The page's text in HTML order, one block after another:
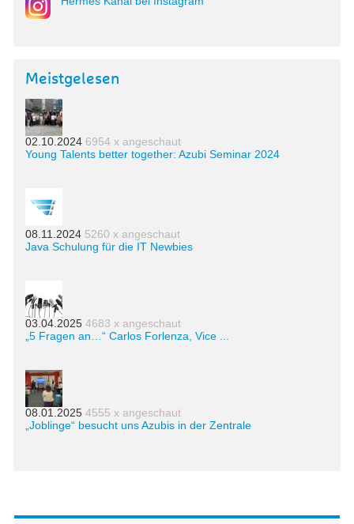
Meistgelesen
02.10.2024 6954 x angeschaut
Young Talents better together: Azubi Seminar 2024
08.11.2024 5260 x angeschaut
Java Schulung für die IT Newbies
03.04.2025 4683 x angeschaut
„5 Fragen an…“ Carlos Forlenza, Vice ...
08.01.2025 4555 x angeschaut
„Joblinge“ besucht uns Azubis in der Zentrale